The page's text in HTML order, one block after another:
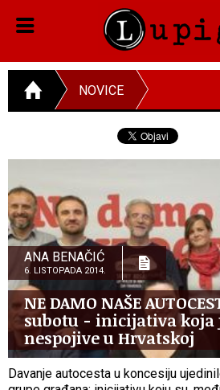
NOVICE
ANA BENAČIĆ
6. LISTOPADA 2014.
NE DAMO NAŠE
subotu - inicijativa koja
nespojive u Hrvatskoj
Davanje autocesta u koncesiju